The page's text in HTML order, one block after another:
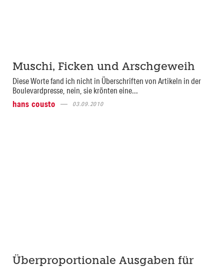
Muschi, Ficken und Arschgeweih
Diese Worte fand ich nicht in Überschriften von Artikeln in der
Boulevardpresse, nein, sie krönten eine...
hans cousto
03.09.2010
Überproportionale Ausgaben für